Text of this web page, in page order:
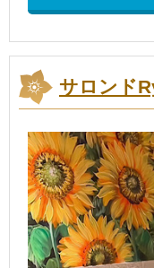
サロンド